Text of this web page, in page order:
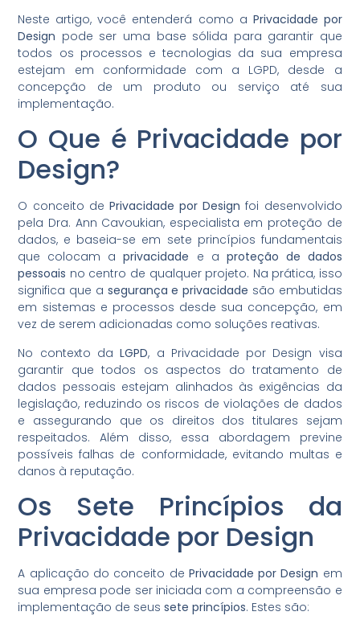
Neste artigo, você entenderá como a Privacidade por
Design pode ser uma base sólida para garantir que
todos os processos e tecnologias da sua empresa
estejam em conformidade com a LGPD, desde a
concepção de um produto ou serviço até sua
implementação.
O Que é Privacidade por
Design?
O conceito de Privacidade por Design foi desenvolvido
pela Dra. Ann Cavoukian, especialista em proteção de
dados, e baseia-se em sete princípios fundamentais
que colocam aprivacidade e a proteção de dados
pessoais no centro de qualquer projeto. Na prática, isso
significa que a segurança e privacidade são embutidas
em sistemas e processos desde sua concepção, em
vez de serem adicionadas como soluções reativas.
No contexto daLGPD, a Privacidade por Design visa
garantir que todos os aspectos do tratamento de
dados pessoais estejam alinhados às exigências da
legislação, reduzindo os riscos de violações de dados
e assegurando que os direitos dos titulares sejam
respeitados. Além disso, essa abordagem previne
possíveis falhas de conformidade, evitando multas e
danos à reputação.
Os Sete Princípios da
Privacidade por Design
A aplicação do conceito de Privacidade por Design em
sua empresa pode ser iniciada com a compreensão e
implementação de seussete princípios. Estes são: